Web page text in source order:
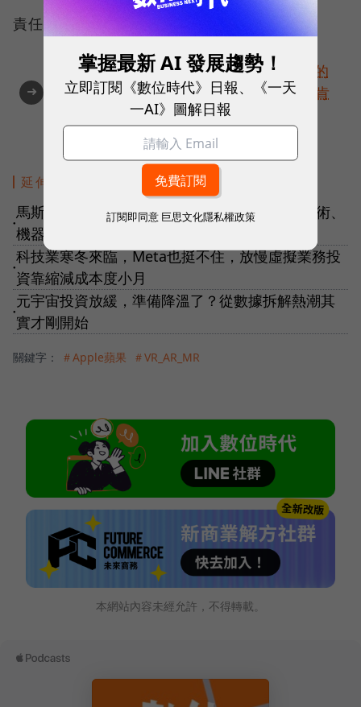
責任編輯：吳秀樺
➜
你的改變值得被看見🔥最具全球市場潛能的
創新實踐！立即報名100 MVP，挑戰雙獎肯
延伸閱讀
●
馬斯克宣佈第二屆AI Day 8月登場，FSD自駕技術、
機器人Optimus可望現身？
●
科技業寒冬來臨，Meta也挺不住，放慢虛擬業務投
資靠縮減成本度小月
●
元宇宙投資放緩，準備降溫了？從數據拆解熱潮其
實才剛開始
關鍵字： ＃Apple蘋果 ＃VR_AR_MR
本網站內容未經允許，不得轉載。
掌握最新 AI 發展趨勢！
立即訂閱《數位時代》日報、《一天
一AI》圖解日報
訂閱即同意 巨思文化隱私權政策